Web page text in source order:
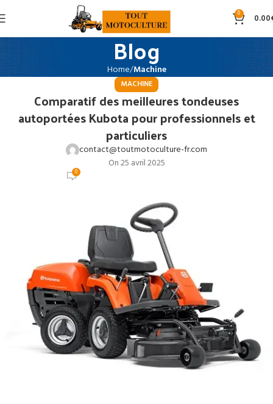
0 0.00
Blog
Home Machine
MACHINE
Comparatif des meilleures tondeuses
autoportées Kubota pour professionnels et
particuliers
contact@toutmotoculture-fr.com
On 25 avril 2025
0